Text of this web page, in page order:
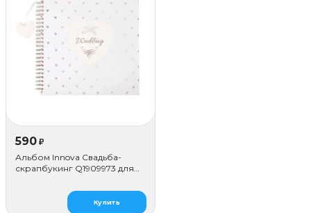
590 ₽
Альбом Innova Свадьба-
скрапбукинг Q1909973 для
Купить